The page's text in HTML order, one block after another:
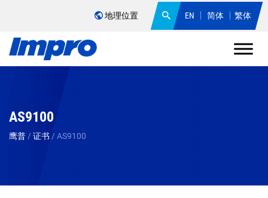
地理位置 EN 简体 繁体
AS9100
鹰普/ 证书 / AS9100